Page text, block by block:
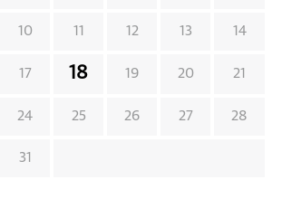
10 11 12 13 14
17 18 19 20 21
24 25 26 27 28
31